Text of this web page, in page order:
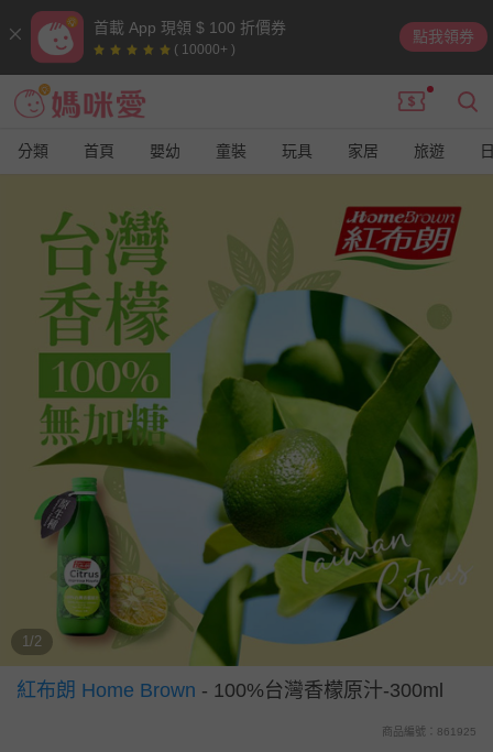
首載 App 現領 $ 100 折價券
( 10000+ )
點我領券
分類 首頁 嬰幼 童裝 玩具 家居 旅遊
1/2
紅布朗 Home Brown - 100%台灣香檬原汁-300ml
商品編號：861925